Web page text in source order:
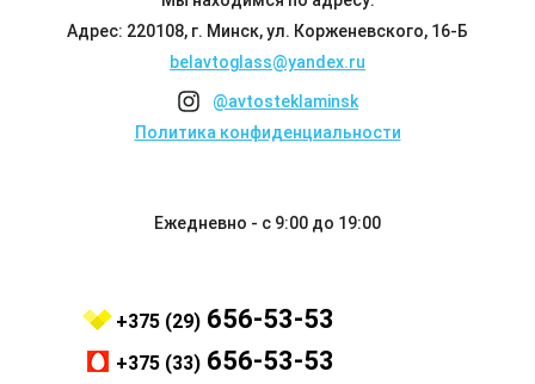
Адрес: 220108, г. Минск, ул. Корженевского, 16-Б
belavtoglass@yandex.ru
@avtosteklaminsk
Политика конфиденциальности
Ежедневно - с 9:00 до 19:00
+375 (29) 656-53-53
+375 (33) 656-53-53